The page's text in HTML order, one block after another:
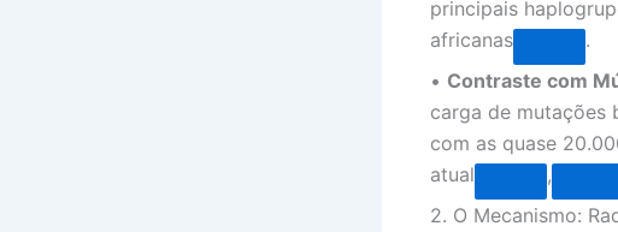
principais
africanas
.
• Contraste com
carga de mutações
com as quase
atual
,
2. O Mecanismo: